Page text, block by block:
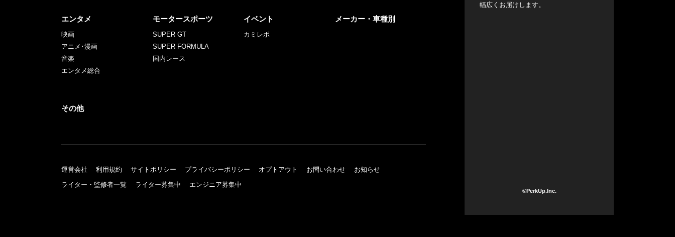
エンタメ
映画
アニメ･漫画
音楽
エンタメ総合
モータースポーツ
SUPER GT
SUPER FORMULA
国内レース
イベント
カミレポ
メーカー・車種別
その他
運営会社 利用規約 サイトポリシー プライバシーポリシー オプトアウト お問い合わせ
お知らせ
ライター・監修者一覧
ライター募集中 エンジニア募集中
幅広くお届けします。
©PerkUp.Inc.